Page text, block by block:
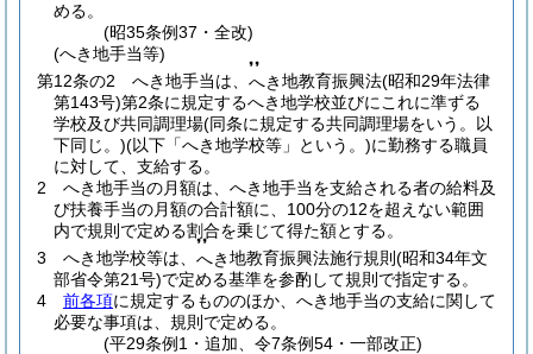
める。
(昭35条例37・全改)
(へき地手当等)
第12条の2
へき地手当は、 へき
❜❜
地教育振興法(昭和29年法律
第143号)第2条に規定するへき地学校並びにこれに準ずる
学校及び共同調理場(同条に規定する共同調理場をいう。以
下同じ。)(以下「へき地学校等」という。)に勤務する職員
に対して、支給する。
2
へき地手当の月額は、へき地手当を支給される者の給料及
び扶養手当の月額の合計額に、100分の12を超えない範囲
内で規則で定める割合を乗じて得た額とする。
3
へき地学校等は、 へき
❜❜
地教育振興法施行規則 (昭和34年文
部省令第21号)で定める基準を参酌して規則で指定する。
4
前各項に規定するもののほか、へき地手当の支給に関して
必要な事項は、規則で定める。
(平29条例1・追加、令7条例54・一部改正)